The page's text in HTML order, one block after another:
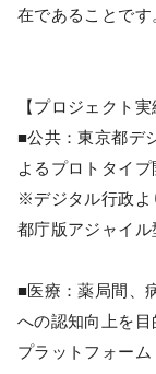
在であることです
【プロジェクト実
■公共：東京都デ
よるプロトタイプ
※デジタル行政よ
都庁版アジャイ
■医療：薬局間、
への認知向上を
プラットフォー